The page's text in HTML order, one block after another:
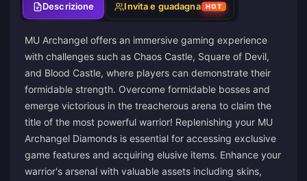
Descrizione Invita e guadagna HOT
MU Archangel offers an immersive gaming experience
with challenges such as Chaos Castle, Square of Devil,
and Blood Castle, where players can demonstrate their
formidable strength. Overcome formidable bosses and
emerge victorious in the treacherous arena to claim the
title of the most powerful warrior! Replenishing your MU
Archangel Diamonds is essential for accessing exclusive
game features and acquiring elusive items. Enhance your
warrior's arsenal with valuable assets including skins,